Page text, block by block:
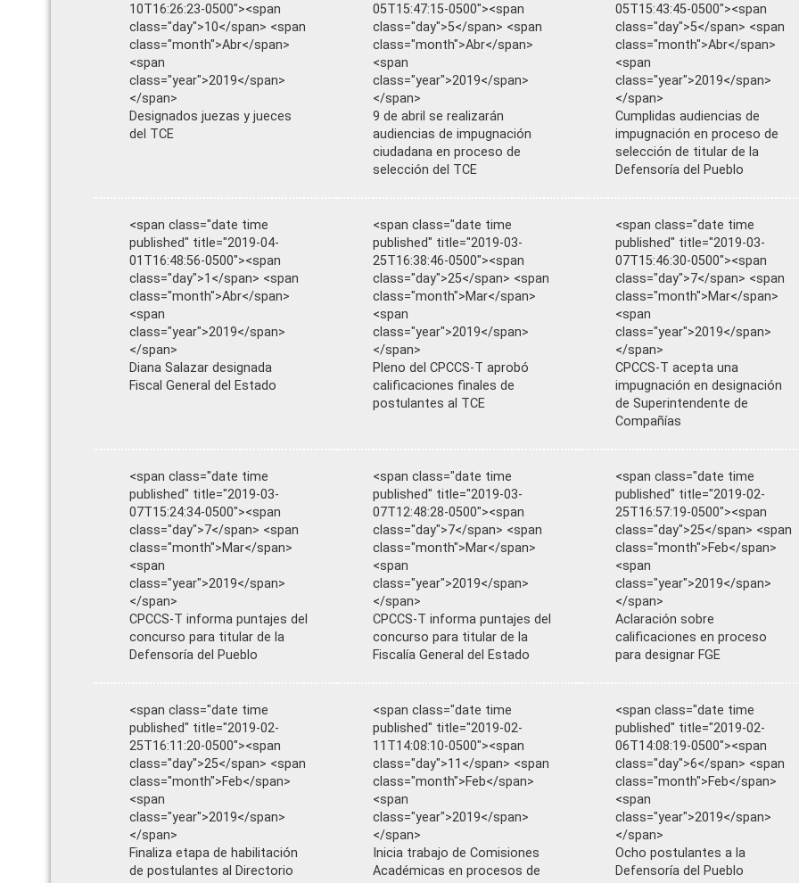
10T16:26:23-0500"><span
class="day">10</span> <span
class="month">Abr</span>
<span
class="year">2019</span>
</span>
Designados juezas y jueces
del TCE
05T15:47:15-0500"><span
class="day">5</span> <span
class="month">Abr</span>
<span
class="year">2019</span>
</span>
9 de abril se realizarán
audiencias de impugnación
ciudadana en proceso de
selección del TCE
05T15:43:45-0500"><span
class="day">5</span> <span
class="month">Abr</span>
<span
class="year">2019</span>
</span>
Cumplidas audiencias de
impugnación en proceso de
selección de titular de la
Defensoría del Pueblo
<span class="date time
published" title="2019-04-
01T16:48:56-0500"><span
class="day">1</span> <span
class="month">Abr</span>
<span
class="year">2019</span>
</span>
Diana Salazar designada
Fiscal General del Estado
<span class="date time
published" title="2019-03-
25T16:38:46-0500"><span
class="day">25</span> <span
class="month">Mar</span>
<span
class="year">2019</span>
</span>
Pleno del CPCCS-T aprobó
calificaciones finales de
postulantes al TCE
<span class="date time
published" title="2019-03-
07T15:46:30-0500"><span
class="day">7</span> <span
class="month">Mar</span>
<span
class="year">2019</span>
</span>
CPCCS-T acepta una
impugnación en designación
de Superintendente de
Compañías
<span class="date time
published" title="2019-03-
07T15:24:34-0500"><span
class="day">7</span> <span
class="month">Mar</span>
<span
class="year">2019</span>
</span>
CPCCS-T informa puntajes del
concurso para titular de la
Defensoría del Pueblo
<span class="date time
published" title="2019-03-
07T12:48:28-0500"><span
class="day">7</span> <span
class="month">Mar</span>
<span
class="year">2019</span>
</span>
CPCCS-T informa puntajes del
concurso para titular de la
Fiscalía General del Estado
<span class="date time
published" title="2019-02-
25T16:57:19-0500"><span
class="day">25</span> <span
class="month">Feb</span>
<span
class="year">2019</span>
</span>
Aclaración sobre
calificaciones en proceso
para designar FGE
<span class="date time
published" title="2019-02-
25T16:11:20-0500"><span
class="day">25</span> <span
class="month">Feb</span>
<span
class="year">2019</span>
</span>
Finaliza etapa de habilitación
de postulantes al Directorio
<span class="date time
published" title="2019-02-
11T14:08:10-0500"><span
class="day">11</span> <span
class="month">Feb</span>
<span
class="year">2019</span>
</span>
Inicia trabajo de Comisiones
Académicas en procesos de
<span class="date time
published" title="2019-02-
06T14:08:19-0500"><span
class="day">6</span> <span
class="month">Feb</span>
<span
class="year">2019</span>
</span>
Ocho postulantes a la
Defensoría del Pueblo